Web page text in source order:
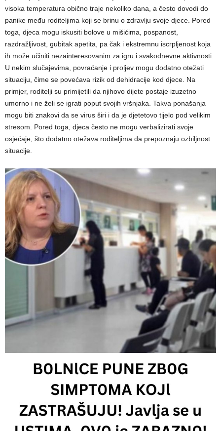
visoka temperatura obično traje nekoliko dana, a često dovodi do
panike među roditeljima koji se brinu o zdravlju svoje djece. Pored
toga, djeca mogu iskusiti bolove u mišićima, pospanost,
razdražljivost, gubitak apetita, pa čak i ekstremnu iscrpljenost koja
ih može učiniti nezainteresovanim za igru i svakodnevne aktivnosti.
U nekim slučajevima, povraćanje i proljev mogu dodatno otežati
situaciju, čime se povećava rizik od dehidracije kod djece. Na
primjer, roditelji su primijetili da njihovo dijete postaje izuzetno
umorno i ne želi se igrati poput svojih vršnjaka. Takva ponašanja
mogu biti znakovi da se virus širi i da je djetetovo tijelo pod velikim
stresom. Pored toga, djeca često ne mogu verbalizirati svoje
osjećaje, što dodatno otežava roditeljima da prepoznaju ozbiljnost
situacije.